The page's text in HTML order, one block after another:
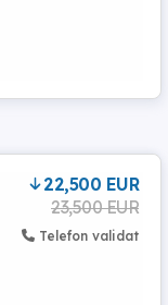
22,500 EUR
23,500 EUR
Telefon validat